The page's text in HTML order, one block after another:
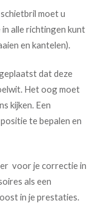
moet u
alle richtingen kunt
en kantelen).
dat deze
Het oog moet
kijken. Een
te bepalen en
voor je correctie in
als een
in je prestaties.